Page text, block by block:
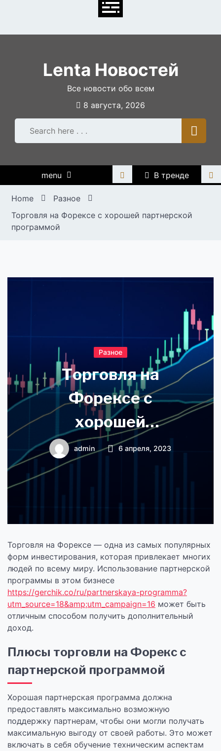
Lenta Новостей
Все новости обо всем
8 августа, 2026
menu В тренде
Home
Разное
Торговля на Форексе с хорошей партнерской
программой
Разное
Торговля на
Форексе с
хорошей
партнерской
программой
admin 6 апреля, 2023
Торговля на Форексе — одна из самых популярных
форм инвестирования, которая привлекает многих
людей по всему миру. Использование партнерской
программы в этом бизнесе
https://gerchik.co/ru/partnerskaya-programma?
utm_source=18&amp;utm_campaign=16 может быть
отличным способом получить дополнительный
доход.
Плюсы торговли на Форекс с
партнерской программой
Хорошая партнерская программа должна
предоставлять максимально возможную
поддержку партнерам, чтобы они могли получать
максимальную выгоду от своей работы. Это может
включать в себя обучение техническим аспектам